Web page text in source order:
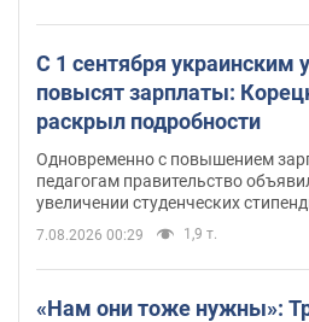
С 1 сентября украинским
повысят зарплаты:
раскрыл подробности
Одновременно с повышением
педагогам правительство
увеличении студенческих
7.08.2026 00:29 1,9 т.
«Нам они тоже нужны»: